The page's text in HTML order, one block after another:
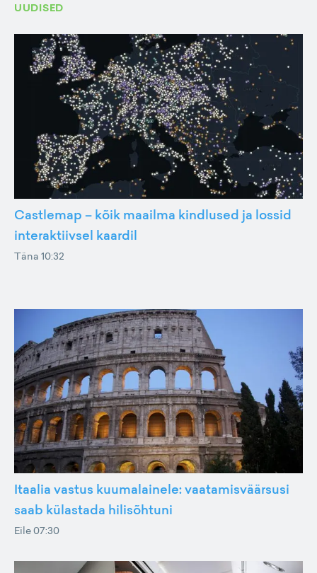
UUDISED
Castlemap – kõik maailma kindlused ja lossid
interaktiivsel kaardil
Täna 10:32
Itaalia vastus kuumalainele: vaatamisväärsusi
saab külastada hilisõhtuni
Eile 07:30